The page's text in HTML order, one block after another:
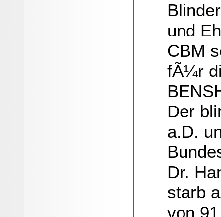
und
CBM
fÃ¼r
Der
a.D.
Dr.
starb
von